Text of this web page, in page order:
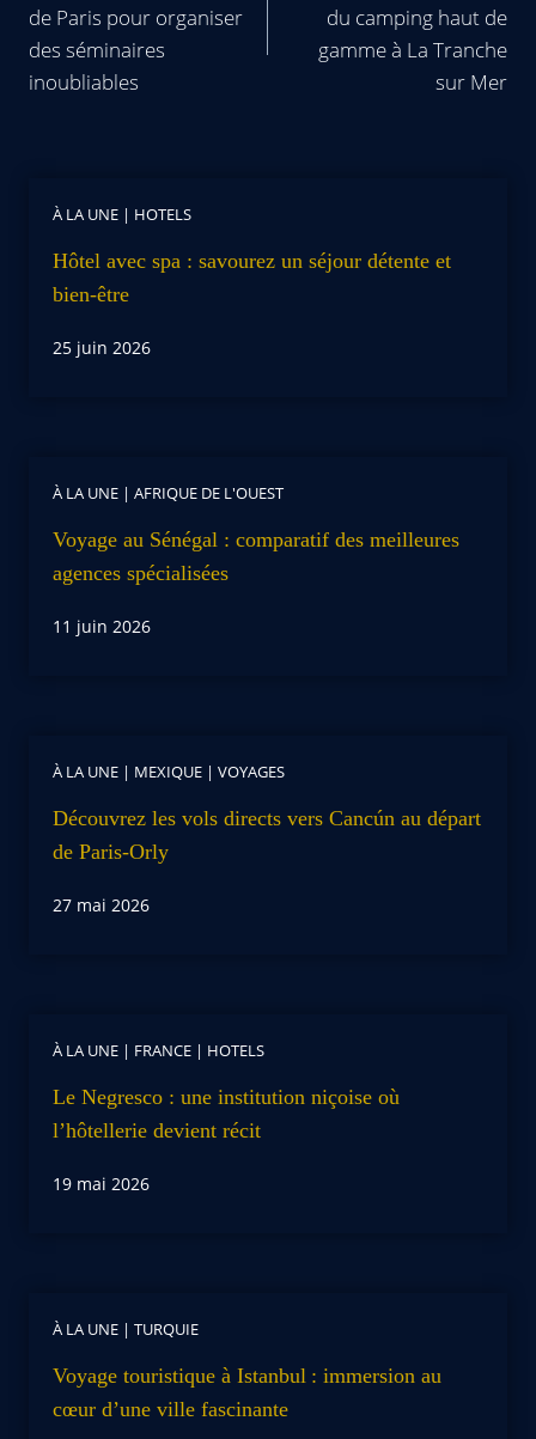
de Paris pour organiser
des séminaires
inoubliables
du camping haut de
gamme à La Tranche
sur Mer
À LA UNE | HOTELS
Hôtel avec spa : savourez un séjour détente et
bien-être
25 juin 2026
À LA UNE | AFRIQUE DE L'OUEST
Voyage au Sénégal : comparatif des meilleures
agences spécialisées
11 juin 2026
À LA UNE | MEXIQUE | VOYAGES
Découvrez les vols directs vers Cancún au départ
de Paris-Orly
27 mai 2026
À LA UNE | FRANCE | HOTELS
Le Negresco : une institution niçoise où
l’hôtellerie devient récit
19 mai 2026
À LA UNE | TURQUIE
Voyage touristique à Istanbul : immersion au
cœur d’une ville fascinante